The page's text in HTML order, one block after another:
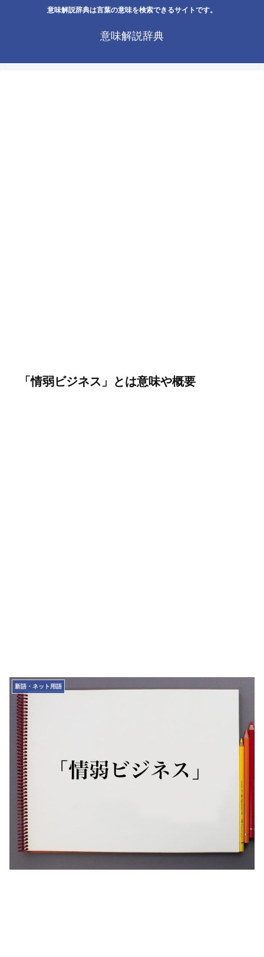
意味解説辞典は言葉の意味を検索できるサイトです。
意味解説辞典
「情弱ビジネス」とは意味や概要
新語・ネット用語